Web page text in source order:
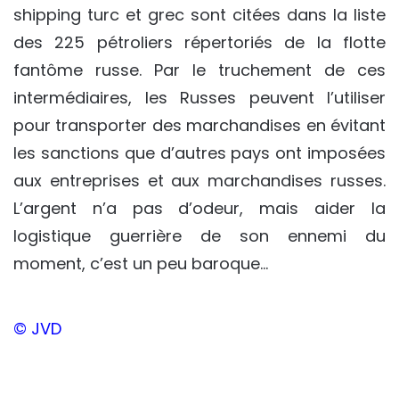
shipping turc et grec sont citées dans la liste
des 225 pétroliers répertoriés de la flotte
fantôme russe. Par le truchement de ces
intermédiaires, les Russes peuvent l’utiliser
pour transporter des marchandises en évitant
les sanctions que d’autres pays ont imposées
aux entreprises et aux marchandises russes.
L’argent n’a pas d’odeur, mais aider la
logistique guerrière de son ennemi du
moment, c’est un peu baroque…
© JVD